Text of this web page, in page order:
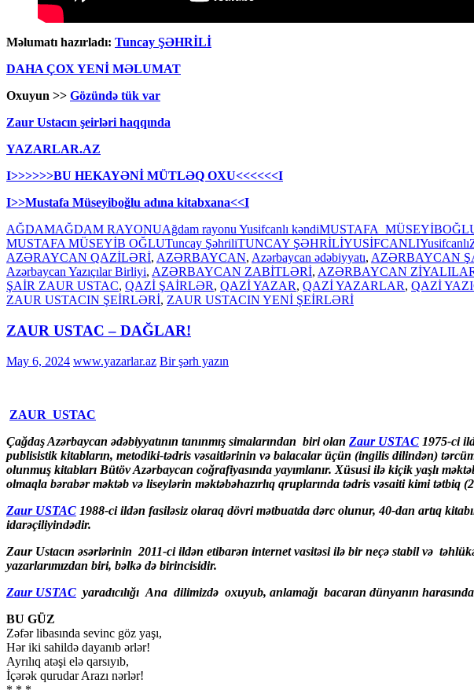
Məlumatı hazırladı: Tuncay ŞƏHRİLİ
DAHA ÇOX YENİ MƏLUMAT
Oxuyun >> Gözündə tük var
Zaur Ustacın şeirləri haqqında
YAZARLAR.AZ
I>>>>>>BU HEKAYƏNİ MÜTLƏQ OXU<<<<<<I
I>>Mustafa Müseyiboğlu adına kitabxana<<I
AĞDAMAĞDAM RAYONUAğdam rayonu Yusifcanlı kəndiMUSTAFA
MUSTAFA MÜSEYİB OĞLUTuncay ŞəhriliTUNCAY ŞƏHRİLİYUSİFCANLIYusifcanlı
AZƏRAYCAN QAZİLƏRİ, AZƏRBAYCAN, Azərbaycan ədəbiyyatı, AZƏRBAYCAN
Azərbaycan Yazıçılar Birliyi, AZƏRBAYCAN ZABİTLƏRİ, AZƏRBAYCAN
ŞAİR ZAUR USTAC, QAZİ ŞAİRLƏR, QAZİ YAZAR, QAZİ YAZARLAR, QAZİ
ZAUR USTACIN ŞEİRLƏRİ, ZAUR USTACIN YENİ ŞEİRLƏRİ
ZAUR USTAC – DAĞLAR!
May 6, 2024 www.yazarlar.az Bir şərh yazın
ZAUR USTAC
Çağdaş Azərbaycan ədəbiyyatının tanınmış simalarından biri olan Zaur USTAC 1975-ci
publisistik kitabların, metodiki-tədris vəsaitlərinin və balacalar üçün (ingilis dilindən)
olunmuş kitabları Bütöv Azərbaycan coğrafiyasında yayımlanır. Xüsusi ilə kiçik yaşlı
olmaqla bərabər məktəb və liseylərin məktəbəhazırlıq qruplarında tədris vəsaiti kimi tətbiq
Zaur USTAC 1988-ci ildən fasiləsiz olaraq dövri mətbuatda dərc olunur, 40-dan artıq
idarəçiliyindədir.
Zaur Ustacın əsərlərinin 2011-ci ildən etibarən internet vasitəsi ilə bir neçə stabil və
yazarlarımızdan biri, bəlkə də birincisidir.
Zaur USTAC yaradıcılığı Ana dilimizdə oxuyub, anlamağı bacaran dünyanın
BU GÜZ
Zəfər libasında sevinc göz yaşı,
Hər iki sahildə dayanıb ərlər!
Ayrılıq atəşi elə qarsıyıb,
İçərək qurudar Arazı nərlər!
* * *